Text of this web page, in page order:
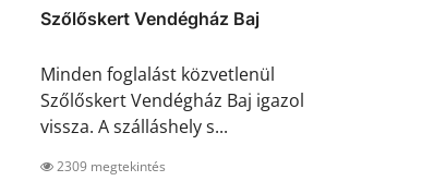
Szőlőskert Vendégház Baj
Minden foglalást közvetlenül
Szőlőskert Vendégház Baj igazol
vissza. A szálláshely s...
2309 megtekintés